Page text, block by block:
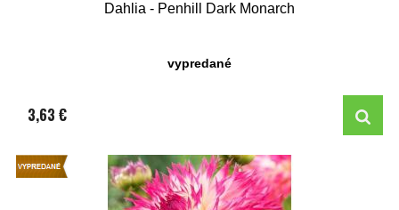
Dahlia - Penhill Dark Monarch
vypredané
3,63 €